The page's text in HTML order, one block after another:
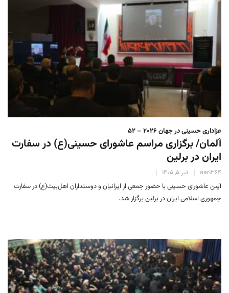
عزاداری حسینی در جهان 2026 – 52
آلمان/ برگزاری مراسم عاشورای حسینی(ع) در سفارت
ایران در برلین
aar1364 تیر 5, 1405
آیین عاشورای حسینی با حضور جمعی از ایرانیان و دوستداران اهل‌بیت(ع) در سفارت
جمهوری اسلامی ایران در برلین برگزار شد.